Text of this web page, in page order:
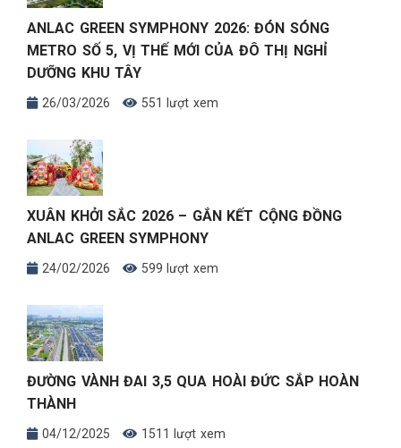
ANLAC GREEN SYMPHONY 2026: ĐÓN SÓNG
METRO SỐ 5, VỊ THẾ MỚI CỦA ĐÔ THỊ NGHỈ
DƯỠNG KHU TÂY
26/03/2026 551 lượt xem
XUÂN KHỞI SẮC 2026 – GẮN KẾT CỘNG ĐỒNG
ANLAC GREEN SYMPHONY
24/02/2026 599 lượt xem
ĐƯỜNG VÀNH ĐAI 3,5 QUA HOÀI ĐỨC SẮP HOÀN
THÀNH
04/12/2025 1511 lượt xem